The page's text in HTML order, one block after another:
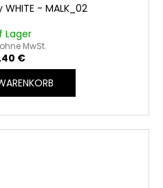
- MALK_02
Lager
MwSt.
€